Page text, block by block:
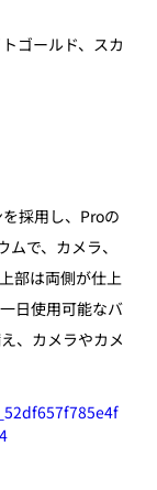
ゴールド、スカ
採用し、Proの
で、カメラ、
部は両側が仕上
日使用可能なバ
、カメラやカメ